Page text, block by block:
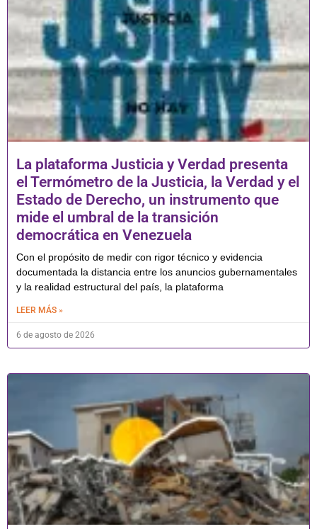
La plataforma Justicia y Verdad presenta
el Termómetro de la Justicia, la Verdad y el
Estado de Derecho, un instrumento que
mide el umbral de la transición
democrática en Venezuela
Con el propósito de medir con rigor técnico y evidencia
documentada la distancia entre los anuncios gubernamentales
y la realidad estructural del país, la plataforma
LEER MÁS »
6 de agosto de 2026